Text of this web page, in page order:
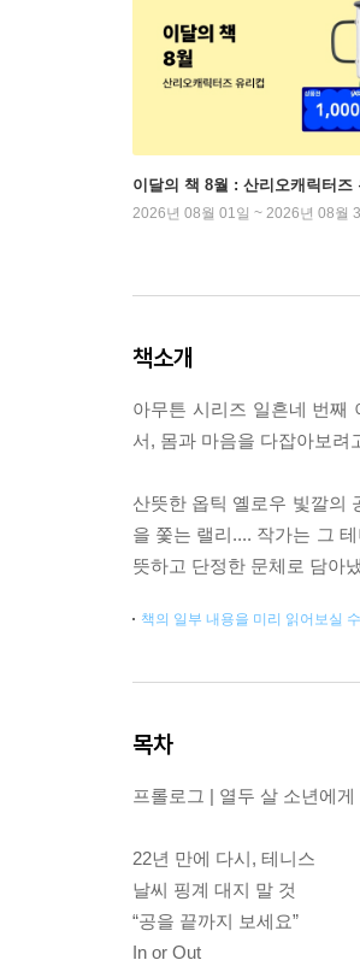
이달의 책 8월 : 산리오캐릭터즈
2026년 08월 01일 ~ 2026년 08월
책소개
아무튼 시리즈 일흔네 번째
서, 몸과 마음을 다잡아보려
산뜻한 옵틱 옐로우 빛깔의
을 쫓는 랠리.... 작가는 그
뜻하고 단정한 문체로 담아
책의 일부 내용을 미리 읽어보실
목차
프롤로그 | 열두 살 소년에게
22년 만에 다시, 테니스
날씨 핑계 대지 말 것
“공을 끝까지 보세요”
In or Out